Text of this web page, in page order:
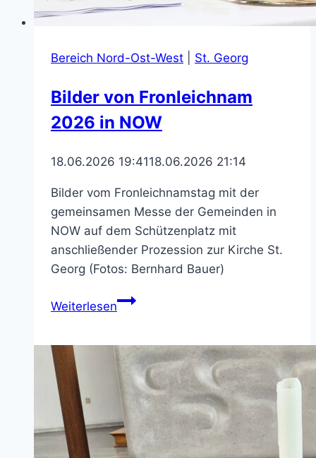
Bereich Nord-Ost-West St. Georg
Bilder von Fronleichnam
2026 in NOW
18.06.2026 19:4118.06.2026 21:14
Bilder vom Fronleichnamstag mit der
gemeinsamen Messe der Gemeinden in
NOW auf dem Schützenplatz mit
anschließender Prozession zur Kirche St.
Georg (Fotos: Bernhard Bauer)
WeiterlesenBilder
2026
in
NOW